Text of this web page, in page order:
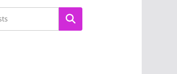
Buscar